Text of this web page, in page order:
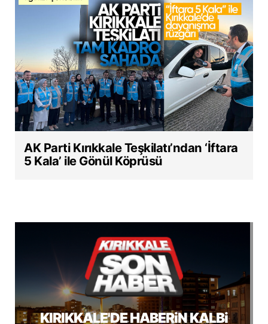
AK Parti Kırıkkale Teşkilatı’ndan ‘İftara
5 Kala’ ile Gönül Köprüsü
KIRIKKALE'DE HABERiN KALBi